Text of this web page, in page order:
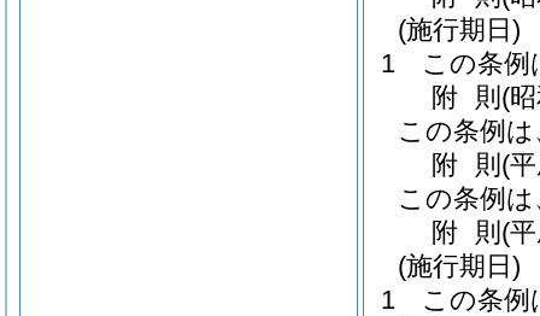
(施行期日)
1
この条例
附 則 (
この条例
附 則 (
この条例
附 則 (
(施行期日)
1
この条例